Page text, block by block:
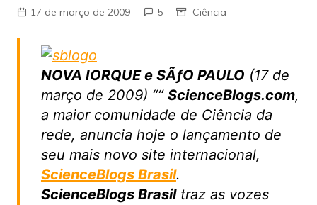
17 de março de 2009 5 Ciência
NOVA IORQUE e SÃƒO PAULO (17 de
março de 2009) ““ ScienceBlogs.com,
a maior comunidade de Ciência da
rede, anuncia hoje o lançamento de
seu mais novo site internacional,
ScienceBlogs Brasil.
ScienceBlogs Brasiltraz as vozes